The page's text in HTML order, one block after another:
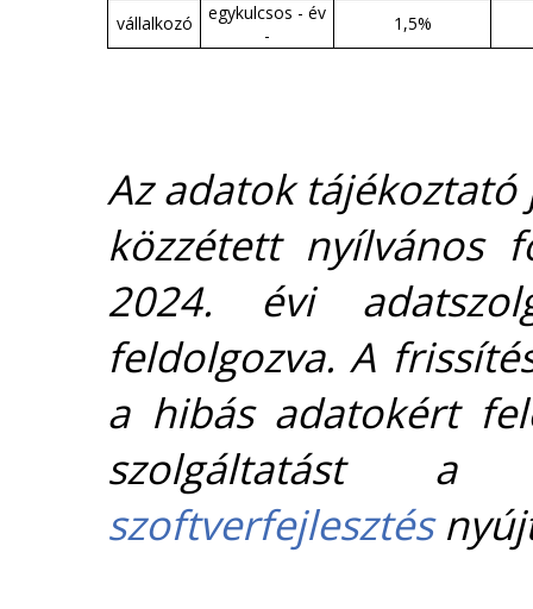
vállalkozó
egykulcsos - év
-
1,5%
Az adatok
közzétett nyílvános
2024. évi
feldolgozva. A
a hibás adatokért
szolgáltatást
szoftverfejlesztés